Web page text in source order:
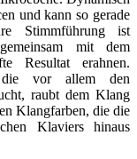
und kann so gerade
Stimmführung ist
mit dem
Resultat erahnen.
die vor allem den
raubt dem Klang
Klangfarben, die die
Klaviers hinaus